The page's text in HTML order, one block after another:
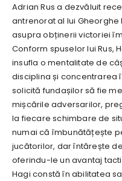
Adrian Rus a dezvăluit
antrenorat al lui
asupra obținerii victoriei
Conform spuselor lui Rus,
insufla o mentalitate de
disciplina și concentrarea
solicită fundașilor să fie
mișcările adversarilor,
la fiecare schimbare de
numai că îmbunătățește
jucătorilor, dar întărește
oferindu-le un avantaj
Hagi constă în abilitatea